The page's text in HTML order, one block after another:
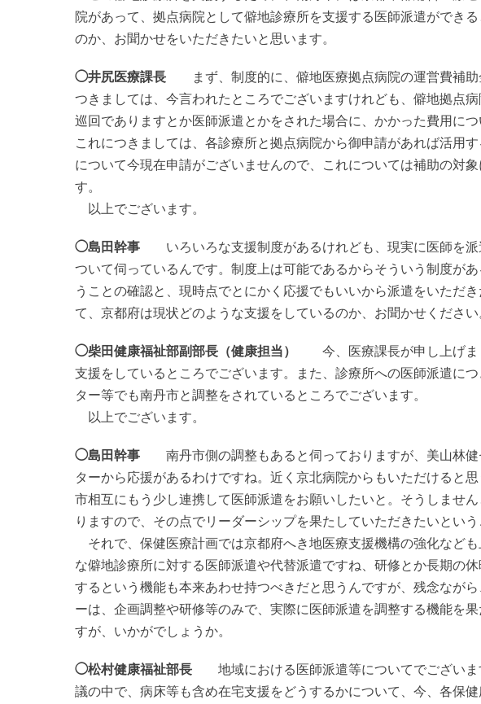
院があって、拠点病院として僻地診療所を支援する医師派遣ができ
のか、お聞かせをいただきたいと思います。
◯井尻医療課長 まず、制度的に、僻地医療拠点病院の運営費補助
つきましては、今言われたところでございますけれども、僻地拠点
巡回でありますとか医師派遣とかをされた場合に、かかった費用に
これにつきましては、各診療所と拠点病院から御申請があれば活用
について今現在申請がございませんので、これについては補助の対
す。
以上でございます。
◯島田幹事 いろいろな支援制度があるけれども、現実に医師を派
ついて伺っているんです。制度上は可能であるからそういう制度が
うことの確認と、現時点でとにかく応援でもいいから派遣をいただ
て、京都府は現状どのような支援をしているのか、お聞かせください
◯柴田健康福祉部副部長（健康担当）
今、医療課長が申し上げま
支援をしているところでございます。また、診療所への医師派遣に
ター等でも南丹市と調整をされているところでございます。
以上でございます。
◯島田幹事 南丹市側の調整もあると伺っておりますが、美山林健
ターから応援があるわけですね。近く京北病院からもいただけると
市相互にもう少し連携して医師派遣をお願いしたいと。そうしませ
りますので、その点でリーダーシップを果たしていただきたいという
それで、保健医療計画では京都府へき地医療支援機構の強化など
な僻地診療所に対する医師派遣や代替派遣ですね、研修とか長期の
するという機能も本来あわせ持つべきだと思うんですが、残念なが
ーは、企画調整や研修等のみで、実際に医師派遣を調整する機能を
すが、いかがでしょうか。
◯松村健康福祉部長 地域における医師派遣等についてでございま
議の中で、病床等も含め在宅支援をどうするかについて、今、各保